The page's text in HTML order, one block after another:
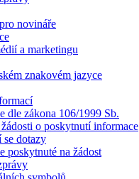
novináře
a marketingu
znakovém jazyce
dle zákona 106/1999 Sb.
o poskytnutí informace
dotazy
poskytnuté na žádost